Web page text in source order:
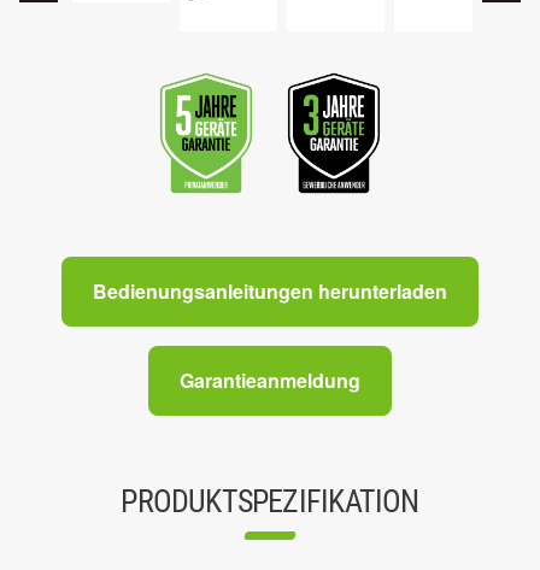
Bedienungsanleitungen herunterladen
Garantieanmeldung
PRODUKTSPEZIFIKATION